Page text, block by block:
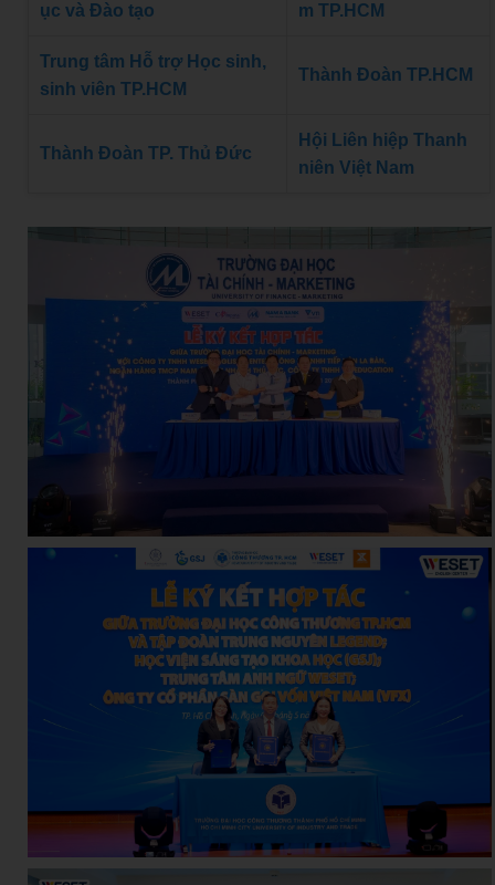
ục và Đào tạo
m TP.HCM
Trung tâm Hỗ trợ Học sinh,
sinh viên TP.HCM
Thành Đoàn TP.HCM
Thành Đoàn TP. Thủ Đức
Hội Liên hiệp Thanh
niên Việt Nam